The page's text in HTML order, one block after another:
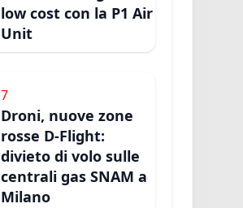
low cost con la P1 Air
Unit
7
Droni, nuove zone
rosse D-Flight:
divieto di volo sulle
centrali gas SNAM a
Milano